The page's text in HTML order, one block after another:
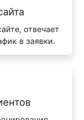
отвечает
в заявки.